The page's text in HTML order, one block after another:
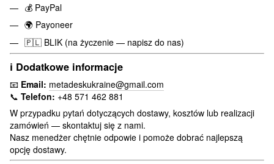
💰 PayPal
🌍 Payoneer
🇵🇱 BLIK (na życzenie — napisz do nas)
ℹ️ Dodatkowe informacje
📧 Email: metadeskukraine@gmail.com
📞 Telefon: +48 571 462 881
W przypadku pytań dotyczących dostawy, kosztów lub realizacji
zamówień — skontaktuj się z nami.
Nasz menedżer chętnie odpowie i pomoże dobrać najlepszą
opcję dostawy.